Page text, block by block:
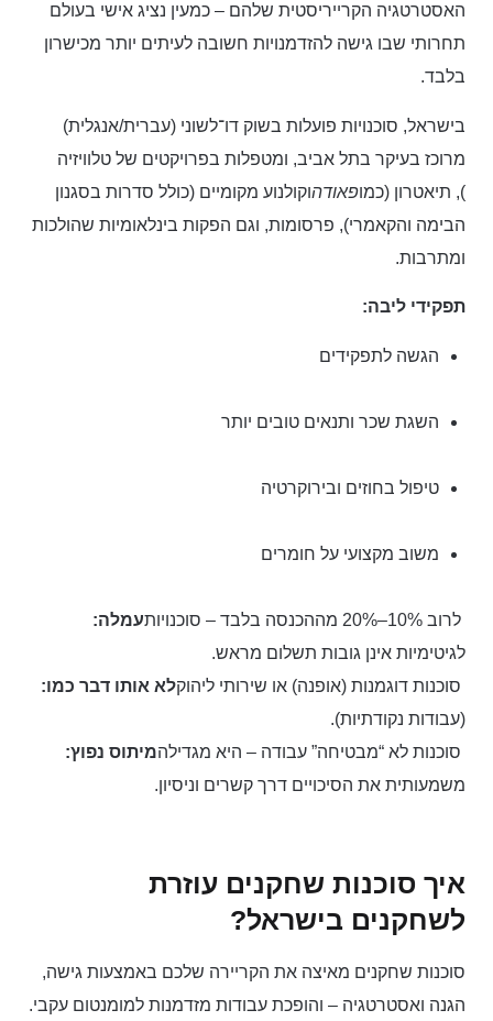
האסטרטגיה הקרייריסטית שלהם – כמעין נציג אישי בעולם
תחרותי שבו גישה להזדמנויות חשובה לעיתים יותר מכישרון
בלבד.
בישראל, סוכנויות פועלות בשוק דו־לשוני (עברית/אנגלית)
מרוכז בעיקר בתל אביב, ומטפלות בפרויקטים של טלוויזיה
וקולנוע מקומיים (כולל סדרות בסגנוןפאודה), תיאטרון (כמו
הבימה והקאמרי), פרסומות, וגם הפקות בינלאומיות שהולכות
ומתרבות.
תפקידי ליבה:
הגשה לתפקידים
השגת שכר ותנאים טובים יותר
טיפול בחוזים ובירוקרטיה
משוב מקצועי על חומרים
עמלה:לרוב 10%–20% מההכנסה בלבד – סוכנויות
לגיטימיות אינן גובות תשלום מראש.
לא אותו דבר כמו:סוכנות דוגמנות (אופנה) או שירותי ליהוק
(עבודות נקודתיות).
מיתוס נפוץ:סוכנות לא “מבטיחה” עבודה – היא מגדילה
משמעותית את הסיכויים דרך קשרים וניסיון.
איך סוכנות שחקנים עוזרת
לשחקנים בישראל?
סוכנות שחקנים מאיצה את הקריירה שלכם באמצעות גישה,
הגנה ואסטרטגיה – והופכת עבודות מזדמנות למומנטום עקבי.